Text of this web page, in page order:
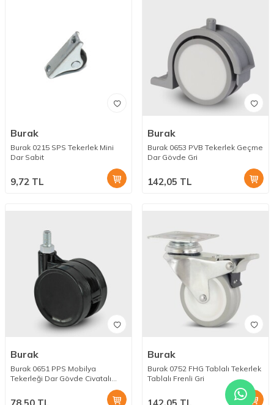
Burak
Burak 0215 SPS Tekerlek Mini
Dar Sabit
9,72 TL
Burak
Burak 0653 PVB Tekerlek Geçme
Dar Gövde Gri
142,05 TL
Burak
Burak 0651 PPS Mobilya
Tekerleği Dar Gövde Civatalı
Burak
Burak 0752 FHG Tablalı Tekerlek
Tablalı Frenli Gri